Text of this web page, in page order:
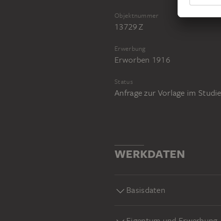
Objektnummer
13729 Z
Erwerbung
Erworben 1916
Status
Anfrage zur Vorlage im
WERKDATEN
Basisdaten